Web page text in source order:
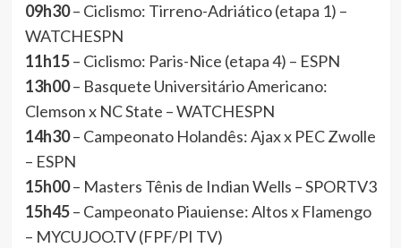
09h30– Ciclismo: Tirreno-Adriático (etapa 1) –
WATCHESPN
11h15– Ciclismo: Paris-Nice (etapa 4) – ESPN
13h00– Basquete Universitário Americano:
Clemson x NC State – WATCHESPN
14h30– Campeonato Holandês: Ajax x PEC Zwolle
– ESPN
15h00– Masters Tênis de Indian Wells – SPORTV3
15h45– Campeonato Piauiense: Altos x Flamengo
– MYCUJOO.TV (FPF/PI TV)